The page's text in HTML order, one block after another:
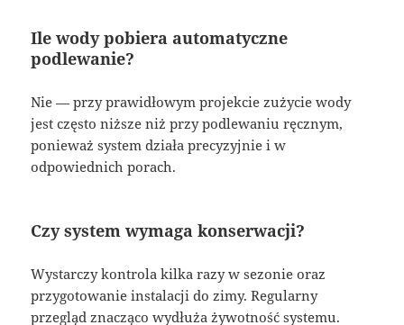
Ile wody pobiera automatyczne
podlewanie?
Nie — przy prawidłowym projekcie zużycie wody
jest często niższe niż przy podlewaniu ręcznym,
ponieważ system działa precyzyjnie i w
odpowiednich porach.
Czy system wymaga konserwacji?
Wystarczy kontrola kilka razy w sezonie oraz
przygotowanie instalacji do zimy. Regularny
przegląd znacząco wydłuża żywotność systemu.